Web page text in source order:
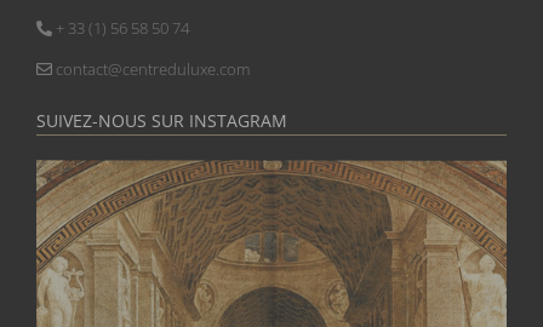
+ 33 (1) 56 58 50 74
contact@centreduluxe.com
SUIVEZ-NOUS SUR INSTAGRAM